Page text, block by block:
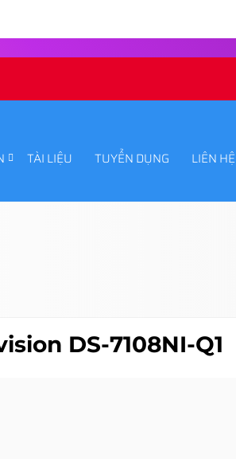
TÀI LIỆU TUYỂN DỤNG LIÊN HỆ
DS-7108NI-Q1